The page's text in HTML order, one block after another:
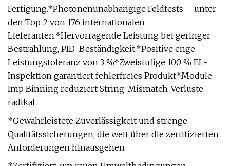
Fertigung.*Photonenunabhängige Feldtests – unter
den Top 2 von 176 internationalen
Lieferanten.*Hervorragende Leistung bei geringer
Bestrahlung, PID-Beständigkeit.*Positive enge
Leistungstoleranz von 3 %*Zweistufige 100 % EL-
Inspektion garantiert fehlerfreies Produkt*Module
Imp Binning reduziert String-Mismatch-Verluste
radikal
*Gewährleistete Zuverlässigkeit und strenge
Qualitätssicherungen, die weit über die zertifizierten
Anforderungen hinausgehen